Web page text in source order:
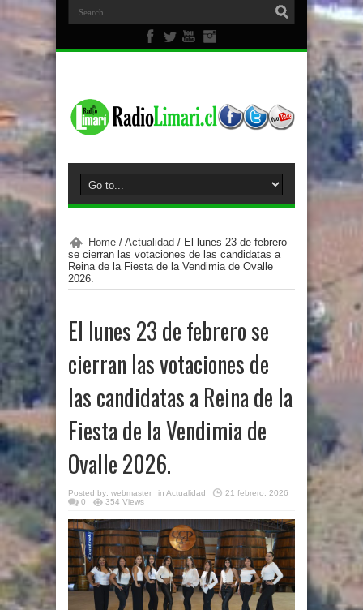
Home / Actualidad / El lunes 23 de febrero
se cierran las votaciones de las candidatas a
Reina de la Fiesta de la Vendimia de Ovalle
2026.
El lunes 23 de febrero se
cierran las votaciones de
las candidatas a Reina de la
Fiesta de la Vendimia de
Ovalle 2026.
Posted by: webmaster in Actualidad
21 febrero, 2026
0
354 Views